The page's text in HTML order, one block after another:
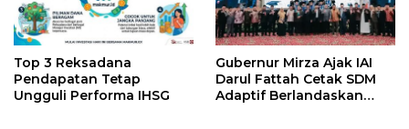
Top 3 Reksadana
Pendapatan Tetap
Ungguli Performa IHSG
Gubernur Mirza Ajak IAI
Darul Fattah Cetak SDM
Adaptif Berlandaskan